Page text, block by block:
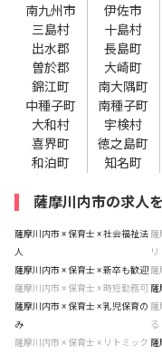
南九州市 伊佐市
三島村
十島村
出水郡
長島町
曽於郡
大崎町
錦江町
南大隅町
中種子町
南種子町
大和村
宇検村
喜界町
徳之島町
和泊町
知名町
薩摩川内市の求人
薩摩川内市 × 保育士 × 社会福祉法
人
薩
リ
薩摩川内市 × 保育士 × 新卒も歓迎薩
薩摩川内市 × 保育士 × 時短勤務可薩
薩摩川内市 × 保育士 × 乳児保育の
み
薩
る
薩摩川内市 × 保育士 × リトミック 薩